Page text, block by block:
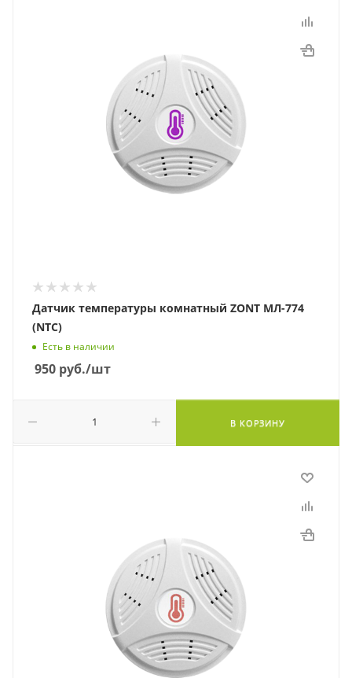
Датчик температуры комнатный ZONT МЛ-774
(NTC)
Есть в наличии
950 руб./шт
В КОРЗИНУ